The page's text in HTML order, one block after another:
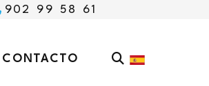
902 99 58 61
CONTACTO